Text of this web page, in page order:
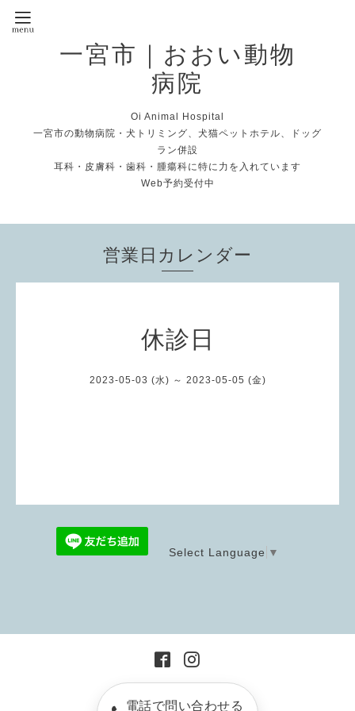
一宮市｜おおい動物
病院
Oi Animal Hospital
一宮市の動物病院・犬トリミング、犬猫ペットホテル、ドッグ
ラン併設
耳科・皮膚科・歯科・腫瘍科に特に力を入れています
Web予約受付中
営業日カレンダー
休診日
2023-05-03 (水) ～ 2023-05-05 (金)
Select Language ▼
電話で問い合わせる